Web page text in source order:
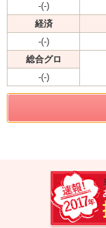
-(-)
経済
-(-)
総合グロ
-(-)